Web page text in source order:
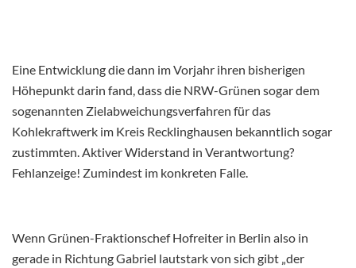
Eine Entwicklung die dann im Vorjahr ihren bisherigen
Höhepunkt darin fand, dass die NRW-Grünen sogar dem
sogenannten Zielabweichungsverfahren für das
Kohlekraftwerk im Kreis Recklinghausen bekanntlich sogar
zustimmten. Aktiver Widerstand in Verantwortung?
Fehlanzeige! Zumindest im konkreten Falle.
Wenn Grünen-Fraktionschef Hofreiter in Berlin also in
gerade in Richtung Gabriel lautstark von sich gibt „der